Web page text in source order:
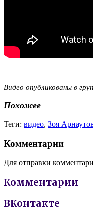
Видео опубликованы в
Похожее
Теги: видео, Зоя
Комментарии
Для отправки
Комментарии
ВКонтакте